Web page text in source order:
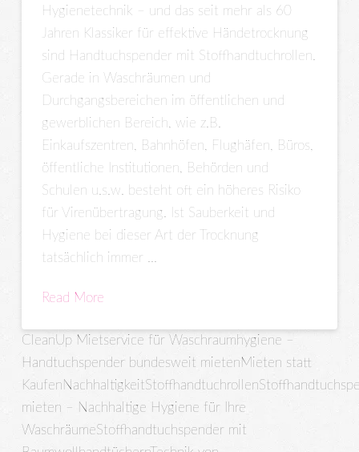
Hygienetechnik – und das seit mehr als 60
Jahren Klassiker für effektive Händetrocknung
sind Handtuchspender mit Stoffhandtuchrollen.
Gerade in Waschräumen und
Durchgangsbereichen im öffentlichen und
gewerblichen Bereich, wie z.B.
Einkaufszentren, Bahnhöfen, Flughäfen, Büros,
öffentliche Institutionen, Behörden und
Schulen u.s.w. besteht oft ein höheres Risiko
für Virenübertragung. Ist Sauberkeit und
Hygiene bei dieser Art der Trocknung
tatsächlich immer …
Read More
CleanUp Mietservice für Waschraumhygiene –
Handtuchspender bundesweit mietenMieten statt
KaufenNachhaltigkeitStoffhandtuchrollen
mieten – Nachhaltige Hygiene für Ihre
WaschräumeStoffhandtuchspender mit